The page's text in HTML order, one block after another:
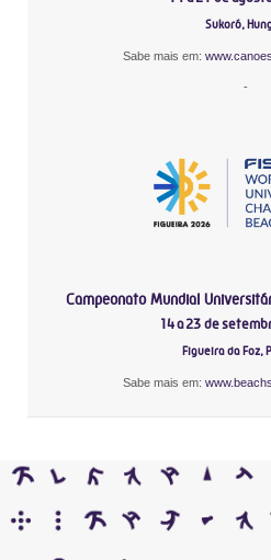
Sukoró,
Sabe mais em:
-
Campeonato Mundial
14 a 23 de
Figueira da Foz,
Sabe mais em: